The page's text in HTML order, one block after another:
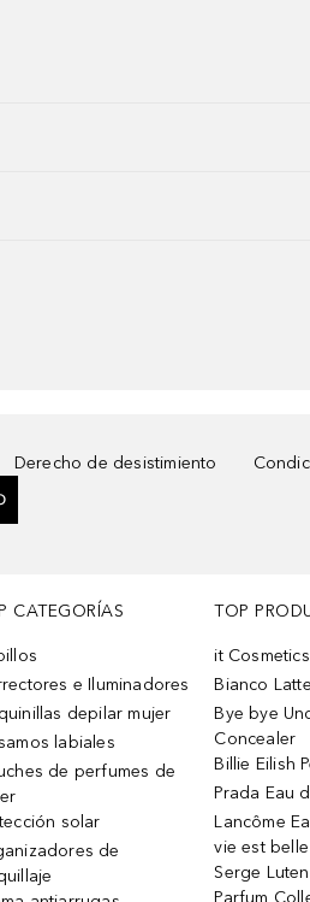
Derecho de desistimiento
CATEGORÍAS
e Iluminadores
depilar mujer
labiales
de perfumes de
solar
de
TOP
it
Bianco
Bye bye
Concealer
Billie Eilish
Prada Eau
Lancôme
vie est belle
Serge
Parfum